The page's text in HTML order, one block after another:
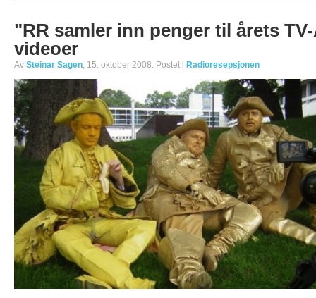
"RR samler inn penger til årets
videoer
Av Steinar Sagen, 15. oktober 2008. Postet i Radioresepsjonen